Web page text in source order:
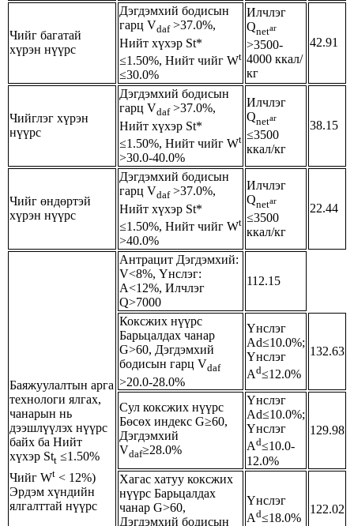
Чийг багатай
хүрэн нүүрс
Дэгдэмхий бодисын
гарц Vdaf>37.0%,
Нийт хүхэр St*
≤1.50%, Нийт чийг Wt
≤30.0%
Илчлэг
Qnetar
>3500-
4000 ккал/
кг
42.91
Чийглэг хүрэн
нүүрс
Дэгдэмхий бодисын
гарц Vdaf>37.0%,
Нийт хүхэр St*
≤1.50%, Нийт чийг Wt
>30.0-40.0%
Илчлэг
Qnetar
≤3500
ккал/кг
38.15
Чийг өндөртэй
хүрэн нүүрс
Дэгдэмхий бодисын
гарц Vdaf>37.0%,
Нийт хүхэр St*
≤1.50%, Нийт чийг Wt
>40.0%
Илчлэг
Qnetar
≤3500
ккал/кг
22.44
Баяжуулалтын арга
технологи ялгах,
чанарын нь
дээшлүүлэх нүүрс
байх ба Нийт
хүхэр Stt ≤1.50%
Чийг Wt < 12%)
Эрдэм хүндийн
ялгалттай нүүрс
Антрацит Дэгдэмхий:
V<8%, Үнслэг:
A<12%, Илчлэг
Q>7000
112.15
Коксжих нүүрс
Барьцалдах чанар
G>60, Дэгдэмхий
бодисын гарц Vdaf
>20.0-28.0%
Үнслэг
Ad≤10.0%;
Үнслэг
Ad≤12.0%
132.63
Сул коксжих нүүрс
Бөсөх индекс G≥60,
Дэгдэмхий
Vdaf≥28.0%
Үнслэг
Ad≤10.0%;
Үнслэг
Ad≤10.0-
12.0%
129.98
Хагас хатуу коксжих
нүүрс Барьцалдах
чанар G>60,
Дэгдэмхий бодисын
Үнслэг
Ad≤18.0%
122.02